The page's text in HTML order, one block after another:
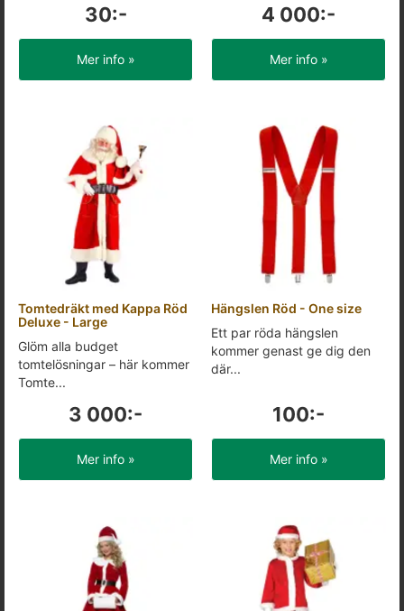
30:-
Mer info »
4 000:-
Mer info »
Tomtedräkt med Kappa Röd
Deluxe - Large
Glöm alla budget
tomtelösningar – här kommer
Tomte...
3 000:-
Mer info »
Hängslen Röd - One size
Ett par röda hängslen
kommer genast ge dig den
där...
100:-
Mer info »